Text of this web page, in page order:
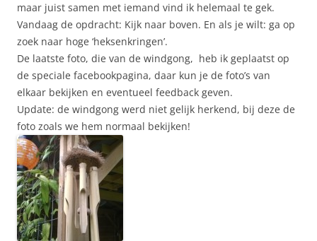
maar juist samen met iemand vind ik helemaal te gek.
Vandaag de opdracht: Kijk naar boven. En als je wilt: ga op
zoek naar hoge ‘heksenkringen’.
De laatste foto, die van de windgong, heb ik geplaatst op
de speciale facebookpagina, daar kun je de foto’s van
elkaar bekijken en eventueel feedback geven.
Update: de windgong werd niet gelijk herkend, bij deze de
foto zoals we hem normaal bekijken!